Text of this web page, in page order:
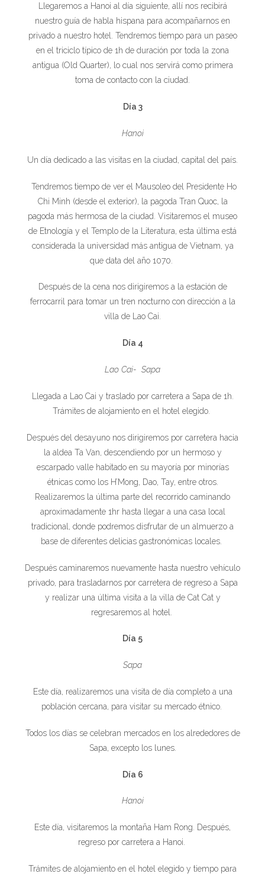
Llegaremos a Hanoi al día siguiente, allí nos recibirá
nuestro guía de habla hispana para acompañarnos en
privado a nuestro hotel. Tendremos tiempo para un paseo
en el triciclo típico de 1h de duración por toda la zona
antigua (Old Quarter), lo cual nos servirá como primera
toma de contacto con la ciudad.
Día 3
Hanoi
Un día dedicado a las visitas en la ciudad, capital del país.
Tendremos tiempo de ver el Mausoleo del Presidente Ho
Chi Minh (desde el exterior), la pagoda Tran Quoc, la
pagoda más hermosa de la ciudad. Visitaremos el museo
de Etnología y el Templo de la Literatura, esta última está
considerada la universidad más antigua de Vietnam, ya
que data del año 1070.
Después de la cena nos dirigiremos a la estación de
ferrocarril para tomar un tren nocturno con dirección a la
villa de Lao Cai.
Día 4
Lao Cai- Sapa
Llegada a Lao Cai y traslado por carretera a Sapa de 1h.
Trámites de alojamiento en el hotel elegido.
Después del desayuno nos dirigiremos por carretera hacia
la aldea Ta Van, descendiendo por un hermoso y
escarpado valle habitado en su mayoría por minorías
étnicas como los H’Mong, Dao, Tay, entre otros.
Realizaremos la última parte del recorrido caminando
aproximadamente 1hr hasta llegar a una casa local
tradicional, donde podremos disfrutar de un almuerzo a
base de diferentes delicias gastronómicas locales.
Después caminaremos nuevamente hasta nuestro vehículo
privado, para trasladarnos por carretera de regreso a Sapa
y realizar una última visita a la villa de Cat Cat y
regresaremos al hotel.
Día 5
Sapa
Este día, realizaremos una visita de día completo a una
población cercana, para visitar su mercado étnico.
Todos los días se celebran mercados en los alrededores de
Sapa, excepto los lunes.
Día 6
Hanoi
Este día, visitaremos la montaña Ham Rong. Después,
regreso por carretera a Hanoi.
Trámites de alojamiento en el hotel elegido y tiempo para